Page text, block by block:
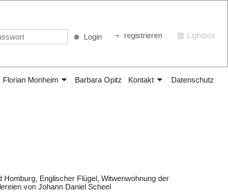
Florian Monheim Barbara Opitz Kontakt Datenschutz
Login registrieren Lightbox
Englischer Flügel, Witwenwohnung der
von Johann Daniel Scheel